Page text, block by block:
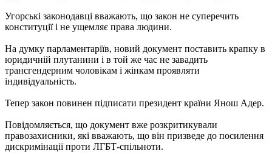
Угорські законодавці вважають, що закон не суперечить
конституції і не ущемляє права людини.
На думку парламентаріїв, новий документ поставить крапку в
юридичній плутанини і в той же час не завадить
трансгендерним чоловікам і жінкам проявляти
індивідуальність.
Тепер закон повинен підписати президент країни Янош Адер.
Повідомляється, що документ вже розкритикували
правозахисники, які вважають, що він призведе до посилення
дискримінації проти ЛГБТ-спільноти.